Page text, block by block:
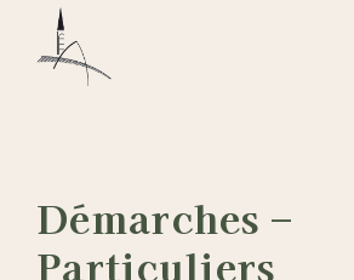
Démarches –
Particuliers